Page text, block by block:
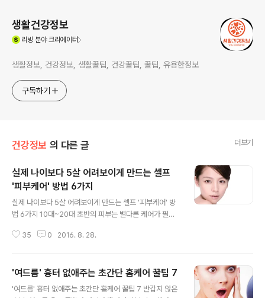
생활건강정보
리빙 분야 크리에이터
생활정보, 건강정보, 생활꿀팁, 건강꿀팁, 꿀팁, 유용한정보
구독하기
건강정보 의 다른 글 더보기
실제 나이보다 5살 어려보이게 만드는 셀프
'피부케어' 방법 6가지
실제 나이보다 5살 어려보이게 만드는 셀프 '피부케어' 방
법 6가지 10대~20대 초반의 피부는 별다른 케어가 필요
20대 초반의 피부도 나이를 점점 먹을수록 조금씩 노화가
방법은 멀리 있지 않습니다. 실생활 속 잘못된 피부 관리 습
관을 고치고 비싸지 않더라도 내 피부에 맞는 제품을 꾸준
35 0 2016. 8. 28.
'여드름' 흉터 없애주는 초간단 홈케어 꿀팁 7
'여드름' 흉터 없애주는 초간단 홈케어 꿀팁 7 반갑지 않은